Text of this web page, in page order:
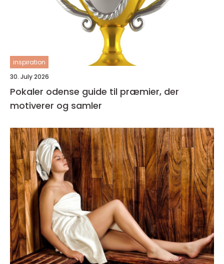
inspiration
30. July 2026
Pokaler odense guide til præmier, der
motiverer og samler